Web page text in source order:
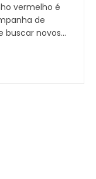
vermelho é
de
novos...